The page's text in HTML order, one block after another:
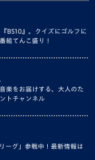
BS10』。クイズにゴルフに
組てんこ盛り！
楽をお届けする、大人のた
トチャンネル
ーグ」参戦中！最新情報は